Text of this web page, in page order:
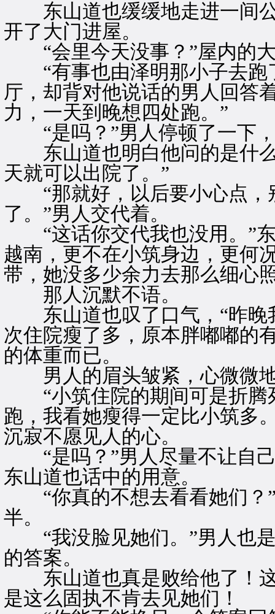
东山道也缓缓地走进一间公
开了大门进屋。
“会里今天没事？”屋内的大
“有事也由泽明那小子去跑
厅，却背对他说话的男人回答
力，一天到晚想四处跑。”
“是吗？”男人停顿了一下，
东山道也明白他问的是什么
天就可以出院了。”
“那就好，以后要小心点，
了。”男人交代着。
“这话你交代我也没用。”东
越南，更不在小筑身边，更何
带，她没多少余力去那么细心
那人沉默不语。
东山道也叹了口气，“昨晚
次住院瘦了多，原本胖嘟嘟的
的体重而已。
男人的眉头皱紧，心微微
“小筑住院的期间可是折腾
跑，我看她瘦得一定比小筑多
沉寂不愿见人的心。
“是吗？”男人尽量不让自己
东山道也话中的用意。
“你真的不想去看看她们？”
半。
“我没脸见她们。”男人也是
的答案。
东山道也真是败给他了！这
是这么固执不肯去见她们！